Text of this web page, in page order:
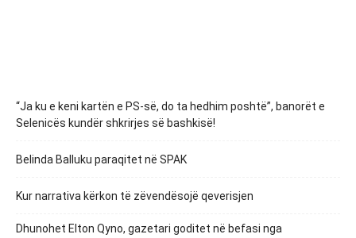
“Ja ku e keni kartën e PS-së, do ta hedhim poshtë”, banorët e
Selenicës kundër shkrirjes së bashkisë!
Belinda Balluku paraqitet në SPAK
Kur narrativa kërkon të zëvendësojë qeverisjen
Dhunohet Elton Qyno, gazetari goditet në befasi nga